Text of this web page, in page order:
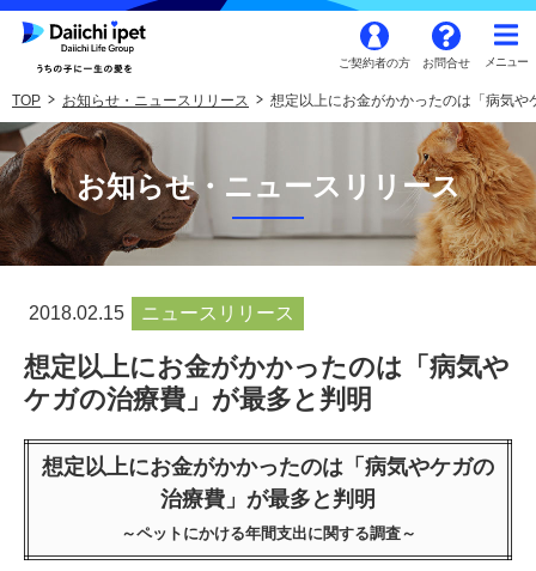
ご契約者の方 お問合せ
TOP お知らせ・ニュースリリース 想定以上にお金がかかったのは「病気や
お知らせ・ニュースリリース
2018.02.15 ニュースリリース
想定以上にお金がかかったのは「病気や
ケガの治療費」が最多と判明
想定以上にお金がかかったのは「病気やケガの
治療費」が最多と判明
～ペットにかける年間支出に関する調査～